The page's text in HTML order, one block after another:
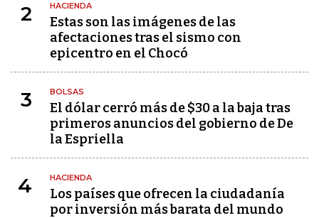
2 HACIENDA
Estas son las imágenes de las
afectaciones tras el sismo con
epicentro en el Chocó
3 BOLSAS
El dólar cerró más de $30 a la baja tras
primeros anuncios del gobierno de De
la Espriella
4 HACIENDA
Los países que ofrecen la ciudadanía
por inversión más barata del mundo